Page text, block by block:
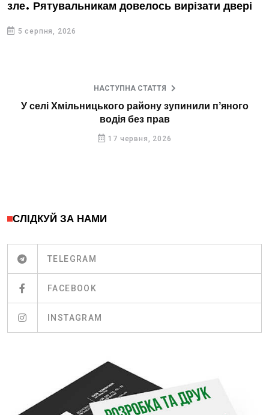
зле. Рятувальникам довелось вирізати двері
5 серпня, 2026
НАСТУПНА СТАТТЯ
У селі Хмільницького району зупинили пʼяного
водія без прав
17 червня, 2026
СЛІДКУЙ ЗА НАМИ
TELEGRAM
FACEBOOK
INSTAGRAM